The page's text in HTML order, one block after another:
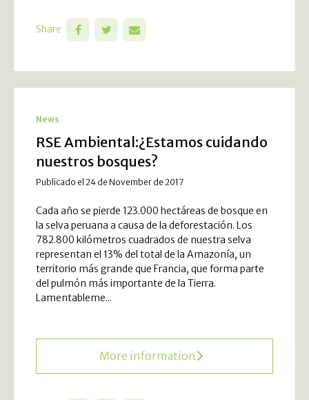
Share
News
RSE Ambiental:¿Estamos cuidando
nuestros bosques?
Publicado el 24 de November de 2017
Cada año se pierde 123.000 hectáreas de bosque en
la selva peruana a causa de la deforestación. Los
782.800 kilómetros cuadrados de nuestra selva
representan el 13% del total de la Amazonía, un
territorio más grande que Francia, que forma parte
del pulmón más importante de la Tierra.
Lamentableme...
More information